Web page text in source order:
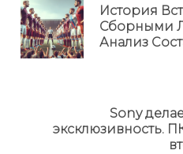
История
Сборными
Анализ
Sony
эксклюзивность.